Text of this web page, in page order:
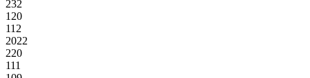
232
120
112
2022
220
111